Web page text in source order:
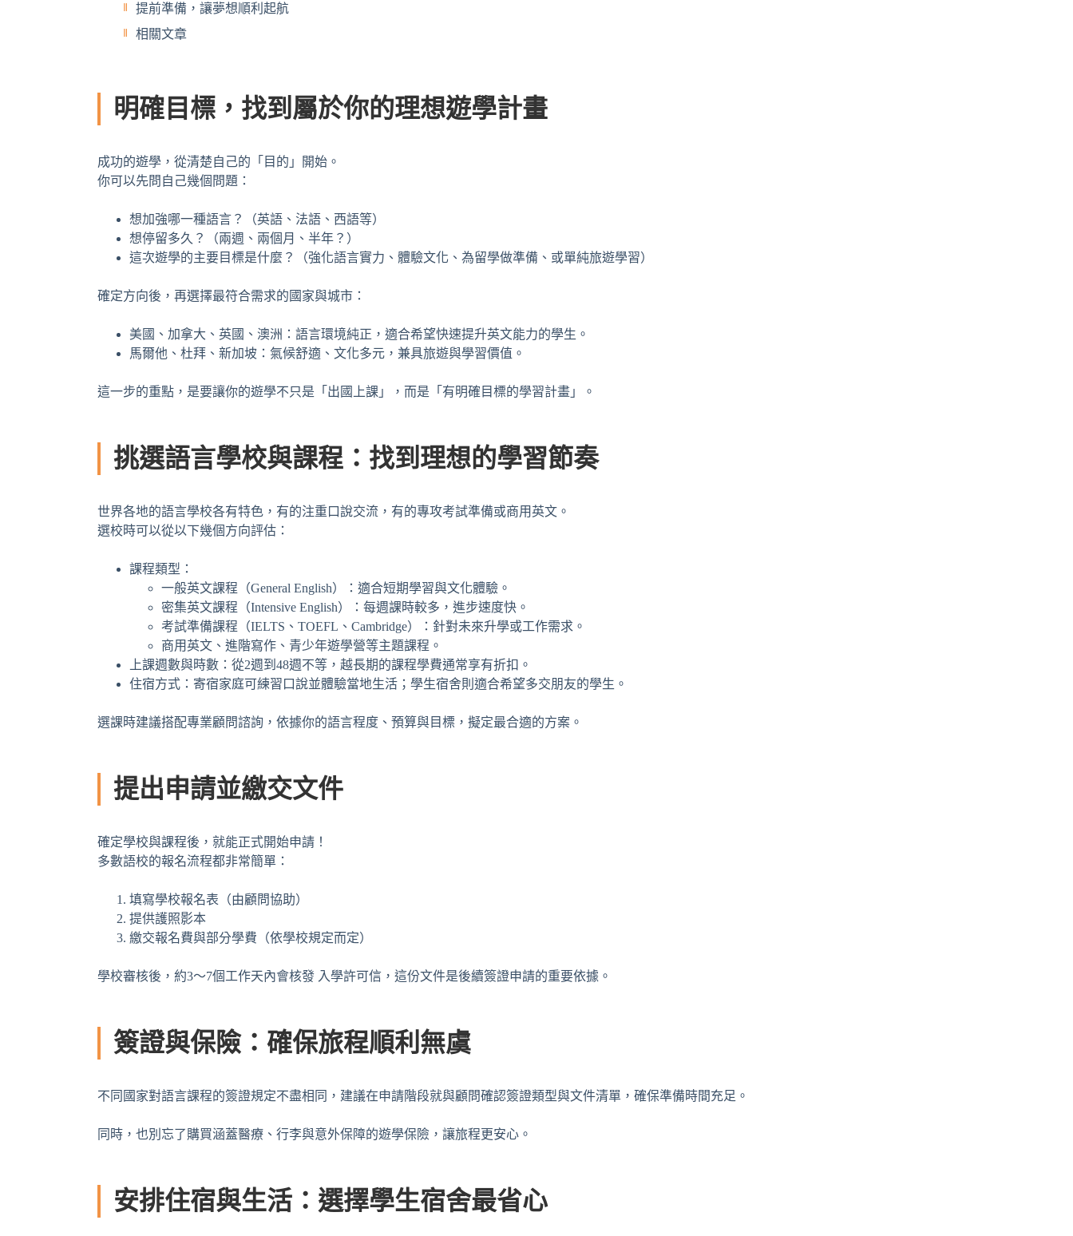
提前準備，讓夢想順利起航
相關文章
明確目標，找到屬於你的理想遊學計畫
成功的遊學，從清楚自己的「目的」開始。
你可以先問自己幾個問題：
想加強哪一種語言？（英語、法語、西語等）
想停留多久？（兩週、兩個月、半年？）
這次遊學的主要目標是什麼？（強化語言實力、體驗文化、為留學做準備、或單純旅遊學習）
確定方向後，再選擇最符合需求的國家與城市：
美國、加拿大、英國、澳洲：語言環境純正，適合希望快速提升英文能力的學生。
馬爾他、杜拜、新加坡：氣候舒適、文化多元，兼具旅遊與學習價值。
這一步的重點，是要讓你的遊學不只是「出國上課」，而是「有明確目標的學習計畫」。
挑選語言學校與課程：找到理想的學習節奏
世界各地的語言學校各有特色，有的注重口說交流，有的專攻考試準備或商用英文。
選校時可以從以下幾個方向評估：
課程類型：
一般英文課程（General English）：適合短期學習與文化體驗。
密集英文課程（Intensive English）：每週課時較多，進步速度快。
考試準備課程（IELTS、TOEFL、Cambridge）：針對未來升學或工作需求。
商用英文、進階寫作、青少年遊學營等主題課程。
上課週數與時數：從2週到48週不等，越長期的課程學費通常享有折扣。
住宿方式：寄宿家庭可練習口說並體驗當地生活；學生宿舍則適合希望多交朋友的學生。
選課時建議搭配專業顧問諮詢，依據你的語言程度、預算與目標，擬定最合適的方案。
提出申請並繳交文件
確定學校與課程後，就能正式開始申請！
多數語校的報名流程都非常簡單：
填寫學校報名表（由顧問協助）
提供護照影本
繳交報名費與部分學費（依學校規定而定）
學校審核後，約3～7個工作天內會核發 入學許可信，這份文件是後續簽證申請的重要依據。
簽證與保險：確保旅程順利無虞
不同國家對語言課程的簽證規定不盡相同， 建議在申請階段就與顧問確認簽證類型與文件清單，確保準備時間充足。
同時，也別忘了購買涵蓋醫療、行李與意外保障的遊學保險，讓旅程更安心。
安排住宿與生活：選擇學生宿舍最省心